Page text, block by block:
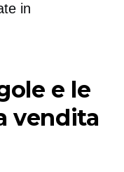
in
e le
vendita